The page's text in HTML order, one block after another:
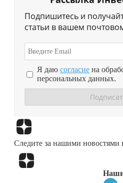
Подпишитесь и
статьи в вашем
Я даю согласие на
персональных данных.
Следите за нашими новостями
Наши